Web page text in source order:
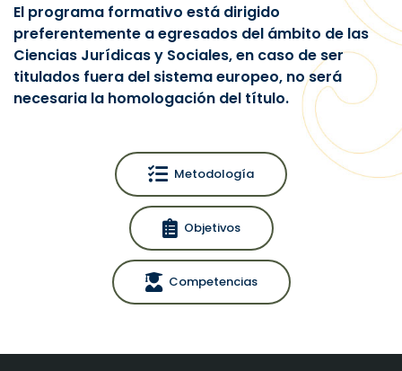
El programa formativo está dirigido
preferentemente a egresados del ámbito de las
Ciencias Jurídicas y Sociales, en caso de ser
titulados fuera del sistema europeo, no será
necesaria la homologación del título.
Metodología
Objetivos
Competencias